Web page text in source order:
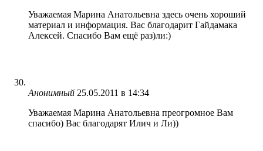
Уважаемая Марина Анатольевна здесь очень хороший
материал и информация. Вас благодарит Гайдамака
Алексей. Спасибо Вам ещё раз)ли:)
Анонимный 25.05.2011 в 14:34
Уважаемая Марина Анатольевна преогромное Вам
спасибо) Вас благодарят Илич и Ли))